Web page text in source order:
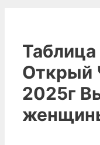
Открый
2025г